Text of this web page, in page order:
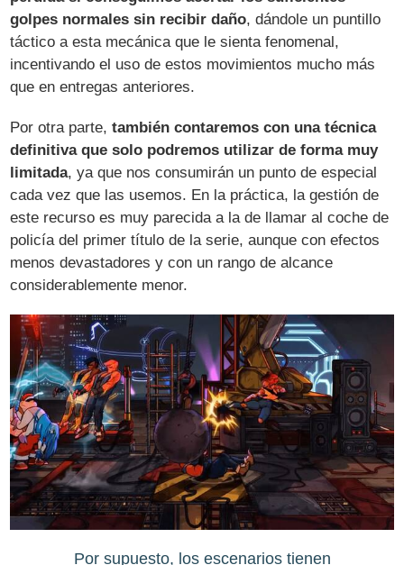
golpes normales sin recibir daño, dándole un puntillo
táctico a esta mecánica que le sienta fenomenal,
incentivando el uso de estos movimientos mucho más
que en entregas anteriores.
Por otra parte,también contaremos con una técnica
definitiva que solo podremos utilizar de forma muy
limitada, ya que nos consumirán un punto de especial
cada vez que las usemos. En la práctica, la gestión de
este recurso es muy parecida a la de llamar al coche de
policía del primer título de la serie, aunque con efectos
menos devastadores y con un rango de alcance
considerablemente menor.
Por supuesto, los escenarios tienen